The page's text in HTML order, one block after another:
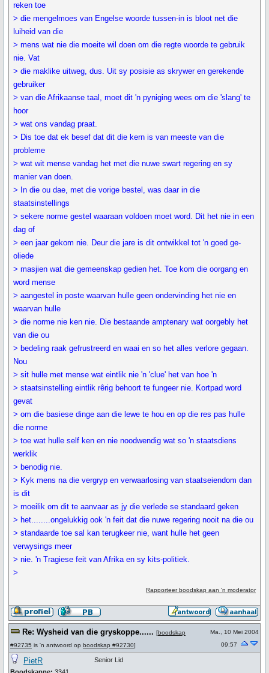
reken toe
> die mengelmoes van Engelse woorde tussen-in is bloot net die
luiheid van die
> mens wat nie die moeite wil doen om die regte woorde te gebruik
nie. Vat
> die maklike uitweg, dus. Uit sy posisie as skrywer en gerekende
gebruiker
> van die Afrikaanse taal, moet dit 'n pyniging wees om die 'slang' te
hoor
> wat ons vandag praat.
> Dis toe dat ek besef dat dit die kern is van meeste van die
probleme
> wat wit mense vandag het met die nuwe swart regering en sy
manier van doen.
> In die ou dae, met die vorige bestel, was daar in die
staatsinstellings
> sekere norme gestel waaraan voldoen moet word. Dit het nie in een
dag of
> een jaar gekom nie. Deur die jare is dit ontwikkel tot 'n goed ge-
oliede
> masjien wat die gemeenskap gedien het. Toe kom die oorgang en
word mense
> aangestel in poste waarvan hulle geen ondervinding het nie en
waarvan hulle
> die norme nie ken nie. Die bestaande amptenary wat oorgebly het
van die ou
> bedeling raak gefrustreerd en waai en so het alles verlore gegaan.
Nou
> sit hulle met mense wat eintlik nie 'n 'clue' het van hoe 'n
> staatsinstelling eintlik rêrig behoort te fungeer nie. Kortpad word
gevat
> om die basiese dinge aan die lewe te hou en op die res pas hulle
die norme
> toe wat hulle self ken en nie noodwendig wat so 'n staatsdiens
werklik
> benodig nie.
> Kyk mens na die vergryp en verwaarlosing van staatseiendom dan
is dit
> moeilik om dit te aanvaar as jy die verlede se standaard geken
> het........ongelukkig ook 'n feit dat die nuwe regering nooit na die ou
> standaarde toe sal kan terugkeer nie, want hulle het geen
verwysings meer
> nie. 'n Tragiese feit van Afrika en sy kits-politiek.
>
Rapporteer boodskap aan 'n moderator
Re: Wysheid van die gryskoppe...... [boodskap
#92735 is 'n antwoord op boodskap #92730]
Ma., 10 Mei 2004
09:57
PietR Senior Lid